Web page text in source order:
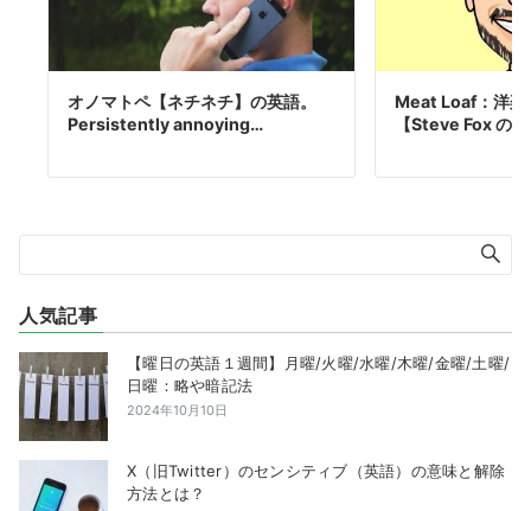
オノマトペ【ネチネチ】の英語。
Persistently annoying…
Meat Loaf：洋楽
【Steve Fox の
人気記事
【曜日の英語１週間】月曜/火曜/水曜/木曜/金曜/土曜/
日曜：略や暗記法
2024年10月10日
X（旧Twitter）のセンシティブ（英語）の意味と解除
方法とは？